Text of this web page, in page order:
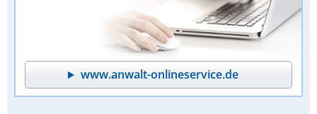
www.anwalt-onlineservice.de